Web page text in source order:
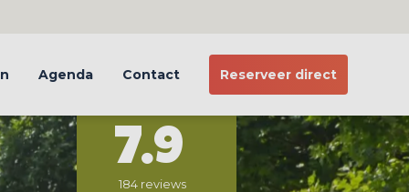
Agenda Contact Reserveer direct
7.9
184 reviews